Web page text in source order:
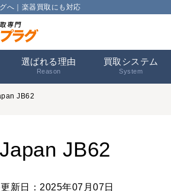
へ｜楽器買取にも対応
選ばれる理由
Reason
買取システム
System
JB62
JB62
新日：2025年07月07日